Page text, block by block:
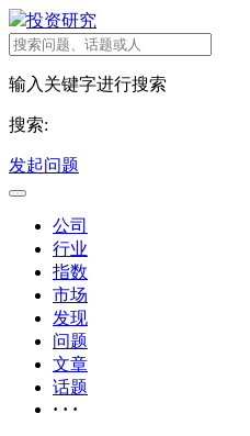
投资研究
输入关键字进行搜索
搜索:
发起问题
公司
行业
指数
市场
发现
问题
文章
话题
· · ·